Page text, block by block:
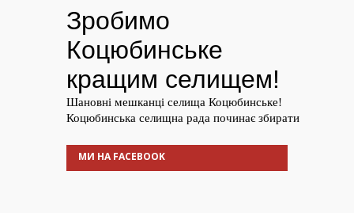
МИ НА FACEBOOK